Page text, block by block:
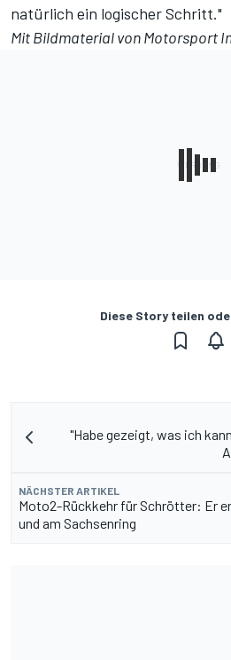
natürlich ein logischer Schritt."
Mit Bildmaterial vonMotorsport
Diese Story teilen
"Habe gezeigt, was ich
NÄCHSTER ARTIKEL
Moto2-Rückkehr für Schrötter: Er
und am Sachsenring